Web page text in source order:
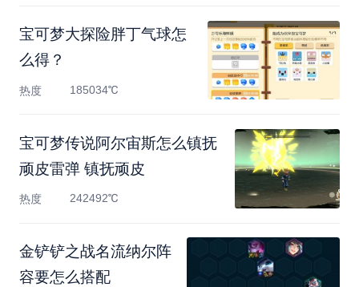
宝可梦大探险胖丁气球怎
么得？
热度 185034℃
宝可梦传说阿尔宙斯怎么镇抚
顽皮雷弹 镇抚顽皮
热度 242492℃
金铲铲之战名流纳尔阵
容要怎么搭配